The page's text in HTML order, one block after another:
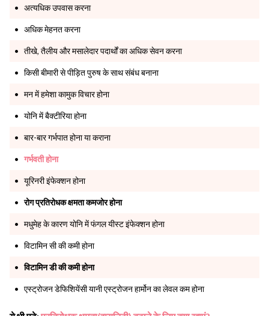
अत्यधिक उपवास करना
अधिक मेहनत करना
तीखे, तैलीय और मसालेदार पदार्थों का अधिक सेवन करना
किसी बीमारी से पीड़ित पुरुष के साथ संबंध बनाना
मन में हमेशा कामुक विचार होना
योनि में बैक्टीरिया होना
बार-बार गर्भपात होना या कराना
गर्भवती होना
यूरिनरी इंफेक्शन होना
रोग प्रतिरोधक क्षमता कमजोर होना
मधुमेह के कारण योनि में फंगल यीस्ट इंफेक्शन होना
विटामिन सी की कमी होना
विटामिन डी की कमी होना
एस्ट्रोजन डेफिशियेंसी यानी एस्‍ट्रोजन हार्मोन का लेवल कम होना